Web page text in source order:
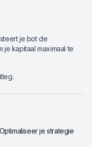
je bot de
kapitaal maximaal te
je strategie